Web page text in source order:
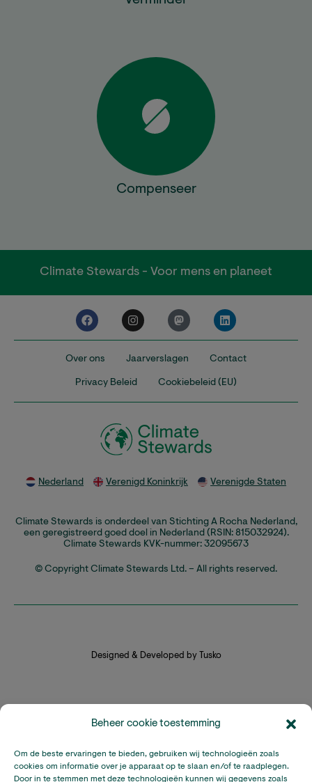
Beheer cookie toestemming
Om de beste ervaringen te bieden, gebruiken wij technologieën zoals
cookies om informatie over je apparaat op te slaan en/of te raadplegen.
Door in te stemmen met deze technologieën kunnen wij gegevens zoals
Compenseer
Climate Stewards - Voor mens en planeet
Over ons Jaarverslagen Contact
Privacy Beleid Cookiebeleid (EU)
Nederland Verenigd Koninkrijk Verenigde Staten
Climate Stewards is onderdeel van Stichting A Rocha Nederland,
een geregistreerd goed doel in Nederland (RSIN: 815032924).
Climate Stewards KVK-nummer: 32095673
© Copyright Climate Stewards Ltd. – All rights reserved.
Designed & Developed by Tusko